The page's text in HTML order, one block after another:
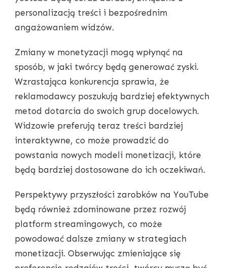
personalizacją treści i bezpośrednim
angażowaniem widzów.
Zmiany w monetyzacji mogą wpłynąć na
sposób, w jaki twórcy będą generować zyski.
Wzrastająca konkurencja sprawia, że
reklamodawcy poszukują bardziej efektywnych
metod dotarcia do swoich grup docelowych.
Widzowie preferują teraz treści bardziej
interaktywne, co może prowadzić do
powstania nowych modeli monetizacji, które
będą bardziej dostosowane do ich oczekiwań.
Perspektywy przyszłości zarobków na YouTube
będą również zdominowane przez rozwój
platform streamingowych, co może
powodować dalsze zmiany w strategiach
monetizacji. Obserwując zmieniające się